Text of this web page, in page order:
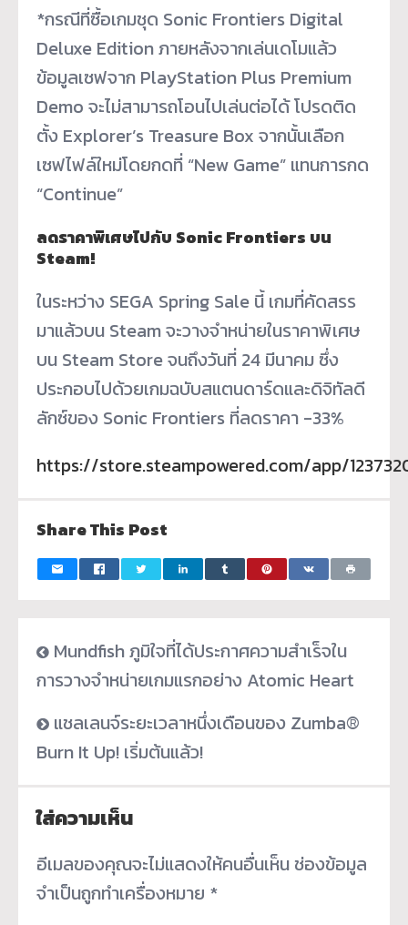
*กรณีที่ซื้อเกมชุด Sonic Frontiers Digital
Deluxe Edition ภายหลังจากเล่นเดโมแล้ว
ข้อมูลเซฟจาก PlayStation Plus Premium
Demo จะไม่สามารถโอนไปเล่นต่อได้ โปรดติด
ตั้ง Explorer’s Treasure Box จากนั้นเลือก
เซฟไฟล์ใหม่โดยกดที่ “New Game” แทนการกด
“Continue”
ลดราคาพิเศษไปกับ Sonic Frontiers บน
Steam!
ในระหว่าง SEGA Spring Sale นี้ เกมที่คัดสรร
มาแล้วบน Steam จะวางจำหน่ายในราคาพิเศษ
บน Steam Store จนถึงวันที่ 24 มีนาคม ซึ่ง
ประกอบไปด้วยเกมฉบับสแตนดาร์ดและดิจิทัลดี
ลักซ์ของ Sonic Frontiers ที่ลดราคา -33%
https://store.steampowered.com/app/
Share This Post
Mundfish ภูมิใจที่ได้ประกาศความสำเร็จใน
การวางจำหน่ายเกมแรกอย่าง Atomic Heart
แชลเลนจ์ระยะเวลาหนึ่งเดือนของ Zumba®
Burn It Up! เริ่มต้นแล้ว!
ใส่ความเห็น
อีเมลของคุณจะไม่แสดงให้คนอื่นเห็น ช่องข้อมูล
จำเป็นถูกทำเครื่องหมาย *